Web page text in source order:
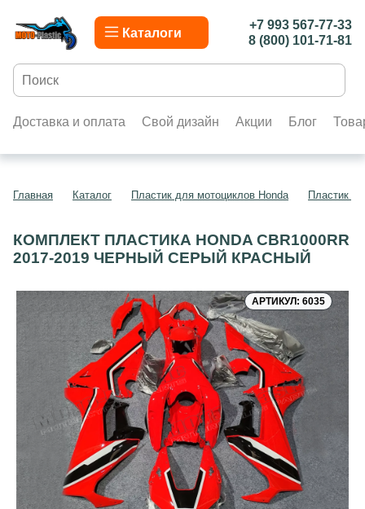
Каталоги
+7 993 567-77-33
8 (800) 101-71-81
Доставка и оплата Свой дизайн Акции Блог
Главная Каталог Пластик для мотоциклов Honda Пластик
КОМПЛЕКТ ПЛАСТИКА HONDA CBR1000RR
2017-2019 ЧЕРНЫЙ СЕРЫЙ КРАСНЫЙ
АРТИКУЛ: 6035